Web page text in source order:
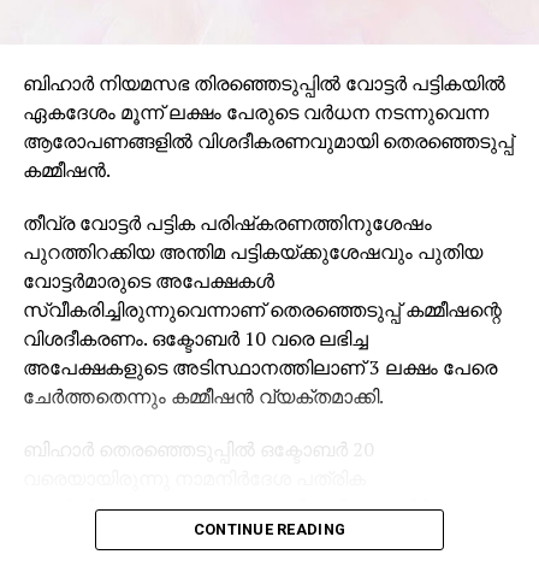
ബിഹാര്‍ നിയമസഭ തിരഞ്ഞെടുപ്പില്‍ വോട്ടര്‍ പട്ടികയില്‍
ഏകദേശം മൂന്ന് ലക്ഷം പേരുടെ വര്‍ധന നടന്നുവെന്ന
ആരോപണങ്ങളില്‍ വിശദീകരണവുമായി തെരഞ്ഞെടുപ്പ്
കമ്മീഷന്‍.
തീവ്ര വോട്ടര്‍ പട്ടിക പരിഷ്‌കരണത്തിനുശേഷം
പുറത്തിറക്കിയ അന്തിമ പട്ടികയ്ക്കുശേഷവും പുതിയ
വോട്ടര്‍മാരുടെ അപേക്ഷകള്‍
സ്വീകരിച്ചിരുന്നുവെന്നാണ് തെരഞ്ഞെടുപ്പ് കമ്മീഷന്റെ
വിശദീകരണം. ഒക്ടോബര്‍ 10 വരെ ലഭിച്ച
അപേക്ഷകളുടെ അടിസ്ഥാനത്തിലാണ് 3 ലക്ഷം പേരെ
ചേര്‍ത്തതെന്നും കമ്മീഷന്‍ വ്യക്തമാക്കി.
ബിഹാര്‍ തെരഞ്ഞെടുപ്പില്‍ ഒക്ടോബര്‍ 20
സമര്‍പ്പിക്കാനുള്ള അവസാന തീയതി. നാമനിര്‍ദേശ
പത്രിക നല്‍കുന്നതിന്റെ അവസാന ദിവസത്തിന്
CONTINUE READING